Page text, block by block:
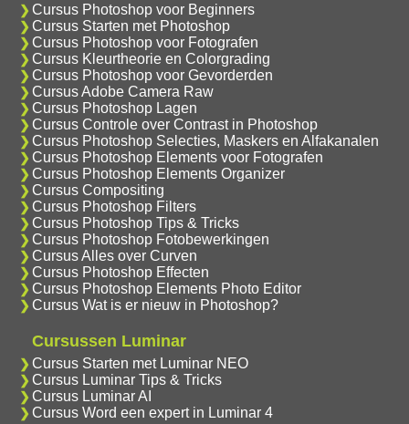
Cursus Photoshop voor Beginners
Cursus Starten met Photoshop
Cursus Photoshop voor Fotografen
Cursus Kleurtheorie en Colorgrading
Cursus Photoshop voor Gevorderden
Cursus Adobe Camera Raw
Cursus Photoshop Lagen
Cursus Controle over Contrast in Photoshop
Cursus Photoshop Selecties, Maskers en Alfakanalen
Cursus Photoshop Elements voor Fotografen
Cursus Photoshop Elements Organizer
Cursus Compositing
Cursus Photoshop Filters
Cursus Photoshop Tips & Tricks
Cursus Photoshop Fotobewerkingen
Cursus Alles over Curven
Cursus Photoshop Effecten
Cursus Photoshop Elements Photo Editor
Cursus Wat is er nieuw in Photoshop?
Cursussen Luminar
Cursus Starten met Luminar NEO
Cursus Luminar Tips & Tricks
Cursus Luminar AI
Cursus Word een expert in Luminar 4